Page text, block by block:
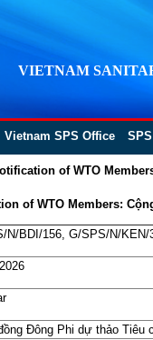
VIETNAM
Vietnam SPS Office
of WTO
of WTO Members:
N/BDI/156, G/SPS/N/
Đông Phi dự thảo Tiêu